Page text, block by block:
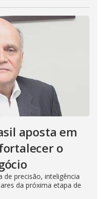
aposta em
o
precisão, inteligência
da próxima etapa de